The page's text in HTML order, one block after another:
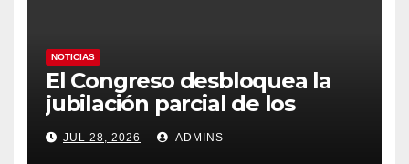
NOTICIAS
El Congreso desbloquea la
jubilación parcial de los
trabajadores laborales del
sector público
JUL 28, 2026 ADMINS